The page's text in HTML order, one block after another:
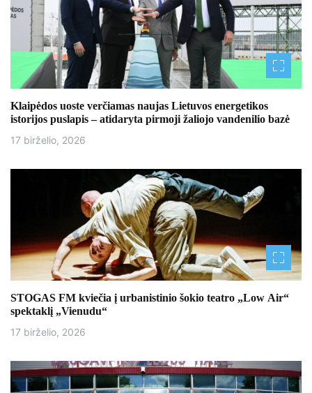
Klaipėdos uoste verčiamas naujas Lietuvos energetikos
istorijos puslapis – atidaryta pirmoji žaliojo vandenilio bazė
17 birželio, 2026
STOGAS FM kviečia į urbanistinio šokio teatro „Low Air“
spektaklį „Vienudu“
17 birželio, 2026